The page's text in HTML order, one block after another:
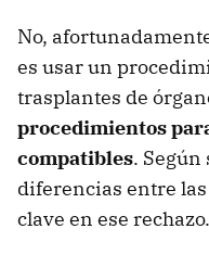
No,
es usar un
trasplantes de
procedimientos
compatibles. Según
diferencias entre
clave en ese rechazo.